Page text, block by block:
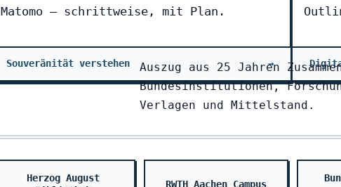
Matomo — schrittweise, mit Plan.
Souveränität verstehen →
Auszug aus 25 Jahren
Bundesinstitutionen,
Verlagen und Mittelstand.
Herzog August
RWTH Aachen Campus